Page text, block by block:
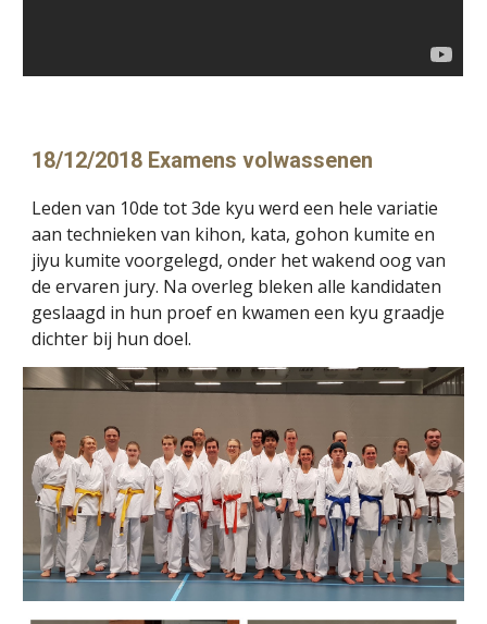
18/12/2018 Examens volwassenen
Leden van 10de tot 3de kyu werd een hele variatie
aan technieken van kihon, kata, gohon kumite en
jiyu kumite voorgelegd, onder het wakend oog van
de ervaren jury. Na overleg bleken alle kandidaten
geslaagd in hun proef en kwamen een kyu graadje
dichter bij hun doel.